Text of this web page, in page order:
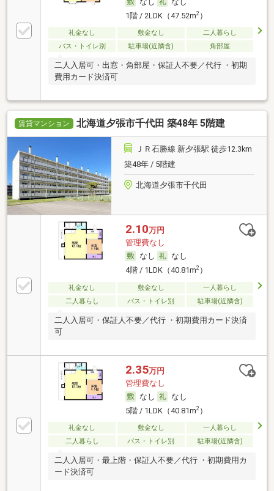
1階 / 2LDK（47.52m2）
礼金なし 敷金なし
二人暮らし
バス・トイレ別
駐車場(近隣含) 角部屋
二人入居可・出窓・角部屋・保証人不要／代行 ・初期
費用カード決済可
賃貸マンション 北海道夕張市千代田 築48年 5階建
ＪＲ石勝線 新夕張駅 徒歩12.3km
築48年 / 5階建
北海道夕張市千代田
2.10万円
管理費なし
なし
なし
4階 / 1LDK（40.81m2）
礼金なし 敷金なし
一人暮らし
二人暮らし
バス・トイレ別 駐車場(近隣含)
二人入居可・保証人不要／代行 ・初期費用カード決済
可
2.35万円
管理費なし
なし
なし
5階 / 1LDK（40.81m2）
礼金なし 敷金なし
一人暮らし
二人暮らし
バス・トイレ別 駐車場(近隣含)
二人入居可・最上階・保証人不要／代行 ・初期費用カ
ード決済可